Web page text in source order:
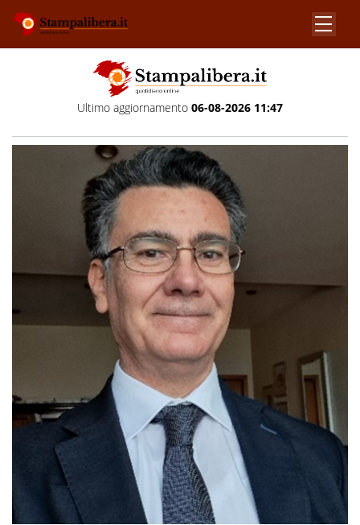
Ultimo aggiornamento 06-08-2026 11:47